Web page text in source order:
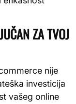
ZA TVOJ
nije
investicija
vašeg online